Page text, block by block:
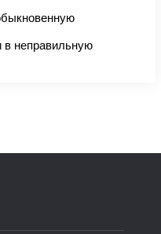
неправильную